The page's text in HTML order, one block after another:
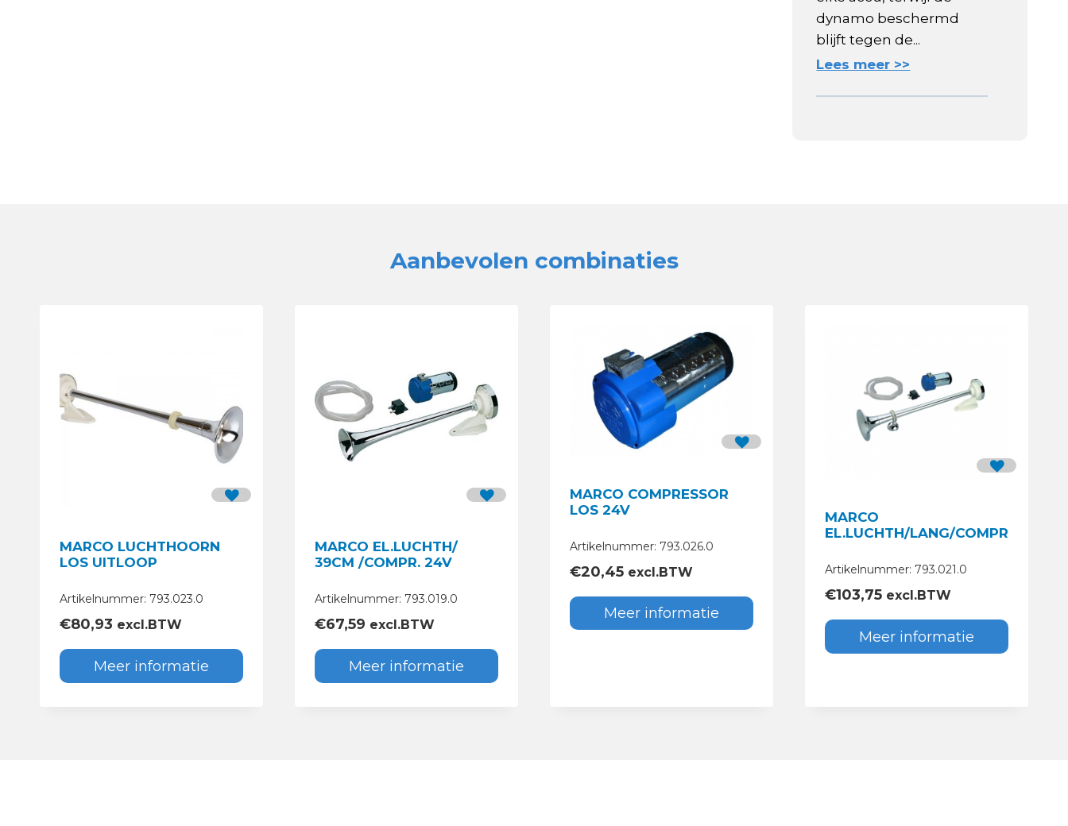
dynamo beschermd
blijft tegen de...
Lees meer >>
Aanbevolen combinaties
MARCO LUCHTHOORN
LOS UITLOOP
Artikelnummer: 793.023.0
€80,93 excl.BTW
Meer informatie
MARCO EL.LUCHTH/
39CM /COMPR. 24V
Artikelnummer: 793.019.0
€67,59 excl.BTW
Meer informatie
MARCO COMPRESSOR
LOS 24V
Artikelnummer: 793.026.0
€20,45 excl.BTW
Meer informatie
MARCO
EL.LUCHTH/LANG/COMPR.24V
Artikelnummer: 793.021.0
€103,75 excl.BTW
Meer informatie